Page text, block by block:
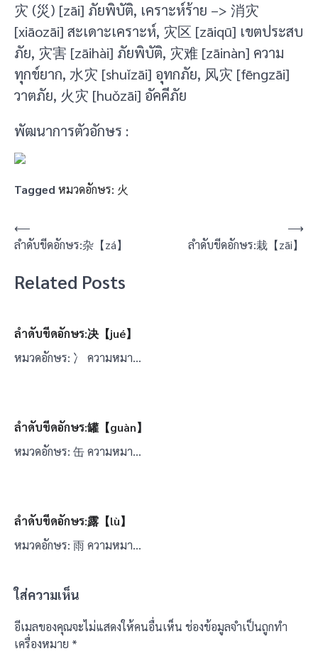
灾 (災) [zāi] ภัยพิบัติ, เคราะห์ร้าย –> 消灾
[xiāozāi] สะเดาะเคราะห์, 灾区 [zāiqū] เขตประสบ
ภัย, 灾害 [zāihài] ภัยพิบัติ, 灾难 [zāinàn] ความ
ทุกข์ยาก, 水灾 [shuǐzāi] อุทกภัย, 风灾 [fēngzāi]
วาตภัย, 火灾 [huǒzāi] อัคคีภัย
พัฒนาการตัวอักษร :
Tagged หมวดอักษร: 火
แนะแนว
เรื่อง
⟵
ลำดับขีดอักษร:杂【zá】
ลำดับขีดอักษร:栽【zāi】
⟶
Related Posts
ลำดับขีดอักษร:决【jué】
หมวดอักษร: 冫 ความหมา…
ลำดับขีดอักษร:罐【guàn】
หมวดอักษร: 缶 ความหมา…
ลำดับขีดอักษร:露【lù】
หมวดอักษร: 雨 ความหมา…
ใส่ความเห็น
อีเมลของคุณจะไม่แสดงให้คนอื่นเห็น ช่องข้อมูลจำเป็นถูกทำ
เครื่องหมาย *